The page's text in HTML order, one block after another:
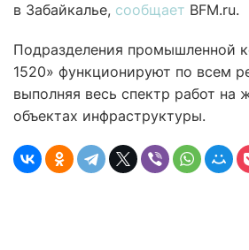
в Забайкалье, сообщает BFM.ru.
Подразделения промышленной
1520» функционируют по всем
выполняя весь спектр работ на
объектах инфраструктуры.